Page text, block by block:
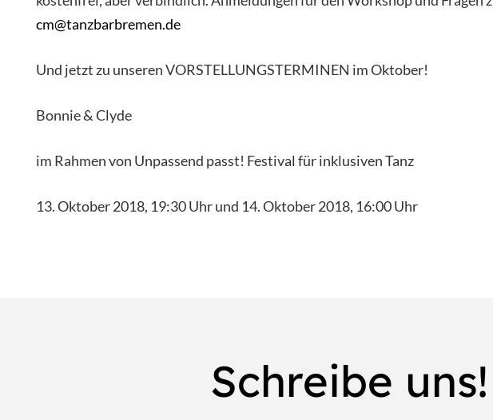
cm@tanzbarbremen.de
Und jetzt zu unseren VORSTELLUNGSTERMINEN im Oktober!
Bonnie & Clyde
im Rahmen von Unpassend passt! Festival für inklusiven Tanz
13. Oktober 2018, 19:30 Uhr und 14. Oktober 2018, 16:00 Uhr
Schreibe uns!